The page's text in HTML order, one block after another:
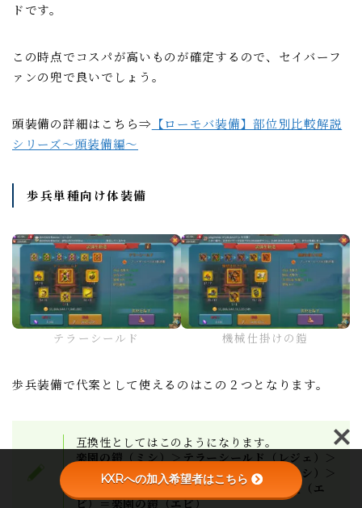
ドです。
この時点でコスパが高いものが確定するので、セイバーフ
ァンの兜で良いでしょう。
頭装備の詳細はこちら⇒ 【ローモバ装備】部位別比較解説
シリーズ～頭装備編～
歩兵単種向け体装備
テラーシールド 機械仕掛けの鎧
歩兵装備で代案として使えるのはこの２つとなります。
互換性としてはこのようになります。
楽園の鎧（ミシ）＞テラーシールド（レジェ）＞
楽園の鎧（レジェ）＞機械仕掛けの鎧（ミシ）＞
テラーシールド（エピ）＞機械仕掛けの鎧（エ
ピ）＝楽園の鎧（エピ）
KXRへの加入希望者はこちら